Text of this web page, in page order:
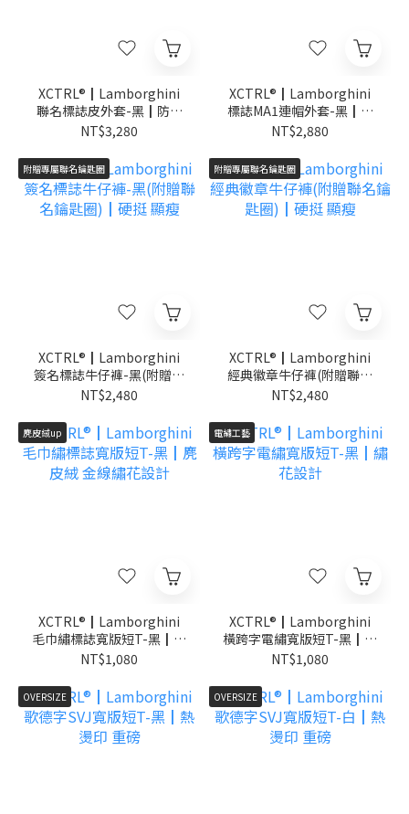
XCTRL®┃Lamborghini
聯名標誌皮外套-黑┃防潑
水 鋼印
NT$3,280
XCTRL®┃Lamborghini
標誌MA1連帽外套-黑┃鋪
棉 可拆連帽
NT$2,880
附贈專屬聯名鑰匙圈
XCTRL®┃Lamborghini
簽名標誌牛仔褲-黑(附贈聯
名鑰匙圈)┃硬挺 顯瘦
NT$2,480
附贈專屬聯名鑰匙圈
XCTRL®┃Lamborghini
經典徽章牛仔褲(附贈聯名
鑰匙圈)┃硬挺 顯瘦
NT$2,480
麂皮絨up
XCTRL®┃Lamborghini
毛巾繡標誌寬版短T-黑┃麂
皮絨 金線繡花設計
NT$1,080
電繡工藝
XCTRL®┃Lamborghini
橫跨字電繡寬版短T-黑┃繡
花設計
NT$1,080
OVERSIZE OVERSIZE